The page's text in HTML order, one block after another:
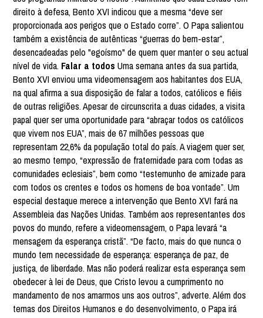
direito à defesa, Bento XVI indicou que a mesma “deve ser
proporcionada aos perigos que o Estado corre”. O Papa salientou
também a existência de autênticas “guerras do bem-estar”,
desencadeadas pelo "egoísmo" de quem quer manter o seu actual
nível de vida. Falar a todos Uma semana antes da sua partida,
Bento XVI enviou uma videomensagem aos habitantes dos EUA,
na qual afirma a sua disposição de falar a todos, católicos e fiéis
de outras religiões. Apesar de circunscrita a duas cidades, a visita
papal quer ser uma oportunidade para “abraçar todos os católicos
que vivem nos EUA”, mais de 67 milhões pessoas que
representam 22,6% da população total do país. A viagem quer ser,
ao mesmo tempo, “expressão de fraternidade para com todas as
comunidades eclesiais”, bem como “testemunho de amizade para
com todos os crentes e todos os homens de boa vontade”. Um
especial destaque merece a intervenção que Bento XVI fará na
Assembleia das Nações Unidas. Também aos representantes dos
povos do mundo, refere a videomensagem, o Papa levará “a
mensagem da esperança cristã”. “De facto, mais do que nunca o
mundo tem necessidade de esperança: esperança de paz, de
justiça, de liberdade. Mas não poderá realizar esta esperança sem
obedecer à lei de Deus, que Cristo levou a cumprimento no
mandamento de nos amarmos uns aos outros”, adverte. Além dos
temas dos Direitos Humanos e do desenvolvimento, o Papa irá